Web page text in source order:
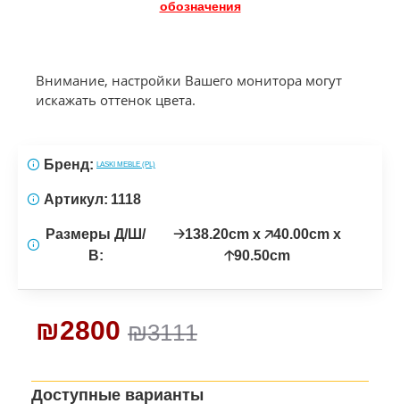
обозначения
Внимание, настройки Вашего монитора могут
искажать оттенок цвета.
₪3111
₪2800
Бренд: LASKI MEBLE (PL)
Артикул: 1118
Размеры Д/Ш/
В:
🡢138.20cm x 🡥40.00cm x
🡡90.50cm
Доступные варианты